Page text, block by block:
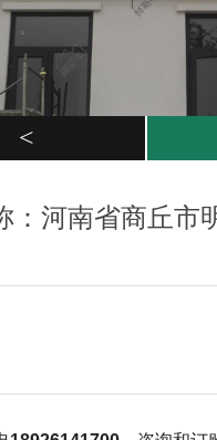
<
：河南省商丘市